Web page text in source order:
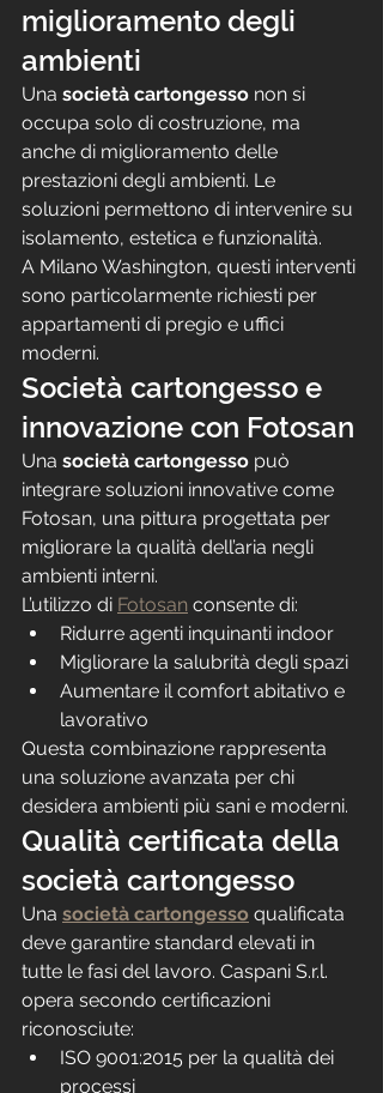
miglioramento degli
ambienti
Una società cartongesso non si
occupa solo di costruzione, ma
anche di miglioramento delle
prestazioni degli ambienti. Le
soluzioni permettono di intervenire su
isolamento, estetica e funzionalità.
A Milano Washington, questi interventi
sono particolarmente richiesti per
appartamenti di pregio e uffici
moderni.
Società cartongesso e
innovazione con Fotosan
Una società cartongesso può
integrare soluzioni innovative come
Fotosan, una pittura progettata per
migliorare la qualità dell’aria negli
ambienti interni.
L’utilizzo di Fotosan consente di:
Ridurre agenti inquinanti indoor
Migliorare la salubrità degli spazi
Aumentare il comfort abitativo e
lavorativo
Questa combinazione rappresenta
una soluzione avanzata per chi
desidera ambienti più sani e moderni.
Qualità certificata della
società cartongesso
Una società cartongesso qualificata
deve garantire standard elevati in
tutte le fasi del lavoro. Caspani S.r.l.
opera secondo certificazioni
riconosciute:
ISO 9001:2015 per la qualità dei
processi